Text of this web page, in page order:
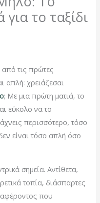
για το ταξίδι
από τις πρώτες
απλή: χρειάζεσαι
; Με μια πρώτη ματιά, το
εύκολο να το
περισσότερο, τόσο
είναι τόσο απλή όσο
σημεία. Αντίθετα,
τοπία, διάσπαρτες
που